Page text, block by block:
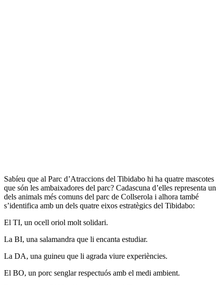
Sabíeu que al Parc d’Atraccions del Tibidabo hi ha quatre mascotes
que són les ambaixadores del parc? Cadascuna d’elles representa un
dels animals més comuns del parc de Collserola i alhora també
s’identifica amb un dels quatre eixos estratègics del Tibidabo:
El TI, un ocell oriol molt solidari.
La BI, una salamandra que li encanta estudiar.
La DA, una guineu que li agrada viure experiències.
El BO, un porc senglar respectuós amb el medi ambient.